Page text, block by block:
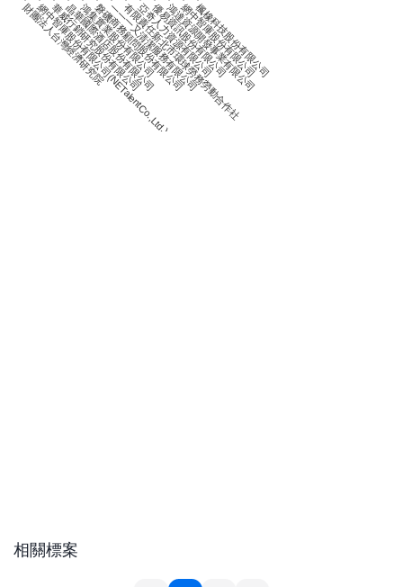
財團法人台灣經濟研究院
網中智庫股份有限公司(NETalentCo.,Ltd.)
華威行銷研究股份有限公司
晶華國際酒店股份有限公司
鴻集實業股份有限公司
磐磯商務顧問股份有限公司
一一一又清潔服務有限公司
有限責任新北市環球勞務勞動合作社
亞奇人力資源有限公司
優易資訊股份有限公司
鴻達資源開發事業有限公司
網中智庫股份有限公司
楓橡科技股份有限公司
相關標案